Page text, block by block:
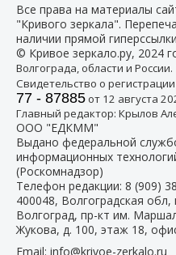
Все права на материалы
"Кривого зеркала".
наличии прямой
© Кривое зеркало.ру, 2024
Волгограда, области и России.
Свидетельство о
77 - 87885от 12 августа
Главный редактор: Крылов
ООО "ЕДКММ"
Выдано федеральной
информационных
(Роскомнадзор)
Телефон редакции: 8 (909)
400048, Волгоградская обл,
Волгоград, пр-кт им.
Жукова, д. 100, этаж 18,
Email: info@krivoe-zerkalo.ru